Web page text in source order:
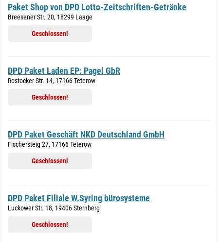
Paket Shop von DPD Lotto-Zeitschriften-Getränke
Breesener Str. 20, 18299 Laage
Geschlossen!
DPD Paket Laden EP: Pagel GbR
Rostocker Str. 14, 17166 Teterow
Geschlossen!
DPD Paket Geschäft NKD Deutschland GmbH
Fischersteig 27, 17166 Teterow
Geschlossen!
DPD Paket Filiale W.Syring bürosysteme
Luckower Str. 18, 19406 Sternberg
Geschlossen!